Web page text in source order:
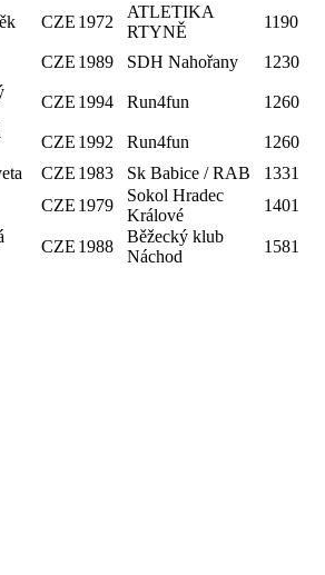
CZE 1972
ATLETIKA
RTYNĚ
1190
CZE 1989 SDH Nahořany 1230
CZE 1994 Run4fun 1260
CZE 1992 Run4fun
1260
CZE 1983 Sk Babice / RAB
1331
CZE 1979
Sokol Hradec
Králové
1401
CZE 1988
Běžecký klub
Náchod
1581